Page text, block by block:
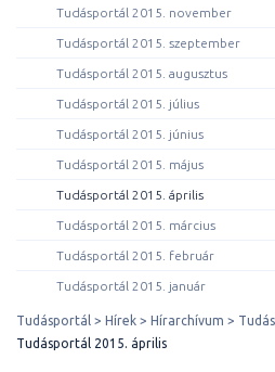
Tudásportál 2015. november
Tudásportál 2015. szeptember
Tudásportál 2015. augusztus
Tudásportál 2015. július
Tudásportál 2015. június
Tudásportál 2015. május
Tudásportál 2015. április
Tudásportál 2015. március
Tudásportál 2015. február
Tudásportál 2015. január
Tudásportál Hírek Hírarchívum
Tudásportál 2015. április